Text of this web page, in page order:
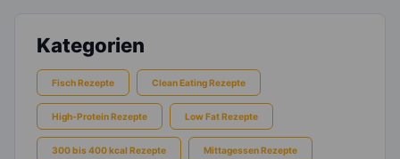
Kategorien
Fisch Rezepte Clean Eating Rezepte
High-Protein Rezepte Low Fat Rezepte
300 bis 400 kcal Rezepte Mittagessen Rezepte